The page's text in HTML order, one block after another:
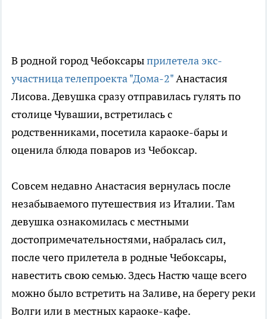
В родной город Чебоксарыприлетела экс-
участница телепроекта "Дома-2"Анастасия
Лисова. Девушка сразу отправилась гулять по
столице Чувашии, встретилась с
родственниками, посетила караоке-бары и
оценила блюда поваров из Чебоксар.
Совсем недавно Анастасия вернулась после
незабываемого путешествия из Италии. Там
девушка ознакомилась с местными
достопримечательностями, набралась сил,
после чего прилетела в родные Чебоксары,
навестить свою семью. Здесь Настю чаще всего
можно было встретить на Заливе, на берегу реки
Волги или в местных караоке-кафе.